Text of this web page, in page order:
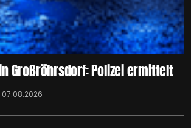
Großröhrsdorf: Polizei ermittelt
07.08.2026